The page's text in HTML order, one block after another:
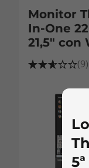
Monitor
In-One
21,5" con
(9)